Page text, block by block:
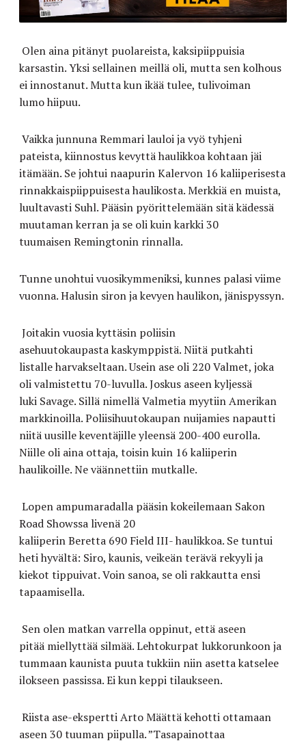
Olen aina pitänyt puolareista, kaksipiippuisia
karsastin.Yksi sellainen meillä oli, mutta sen kolhous
ei innostanut.Mutta kun ikää tulee, tulivoiman
lumohiipuu.
Vaikka junnuna Remmari lauloi ja vyö tyhjeni
pateista, kiinnostus kevyttä haulikkoa kohtaan jäi
itämään. Se johtui naapurin Kalervon 16 kaliiperisesta
rinnakkaispiippuisesta haulikosta.Merkkiä en muista,
luultavasti Suhl. Pääsin pyörittelemään sitä kädessä
muutaman kerran ja se oli kuin karkki 30
tuumaisen Remingtonin rinnalla.
Tunne unohtui vuosikymmeniksi, kunnes palasi viime
vuonna.Halusin sironja kevyen haulikon, jänispyssyn.
Joitakin vuosia kyttäsin poliisin
asehuutokaupasta kaskymppistä. Niitä putkahti
listalle harvakseltaan. Usein ase oli 220 Valmet, joka
olivalmistettu 70-luvulla. Joskus aseen kyljessä
luki Savage. Sillä nimellä Valmetia myytiin Amerikan
markkinoilla.Poliisihuutokaupan nuijamies napautti
niitä uusille keventäjille yleensä 200-400 eurolla.
Niille oli aina ottaja, toisin kuin 16 kaliiperin
haulikoille. Ne väännettiin mutkalle.
Lopen ampumaradalla pääsin kokeilemaan Sakon
Road Showssa livenä 20
kaliiperin Beretta 690 Field III- haulikkoa. Se tuntui
heti hyvältä: Siro, kaunis, veikeän terävä rekyylija
kiekot tippuivat.Voin sanoa, se oli rakkautta ensi
tapaamisella.
Sen olen matkan varrella oppinut, että aseen
pitää miellyttää silmää. Lehtokurpat lukkorunkoon ja
tummaan kaunista puuta tukkiin niin asetta katselee
ilokseen passissa.Ei kun keppitilaukseen.
Riista ase-ekspertti Arto Määttä kehotti ottamaan
aseen 30 tuuman piipulla.”Tasapainottaa